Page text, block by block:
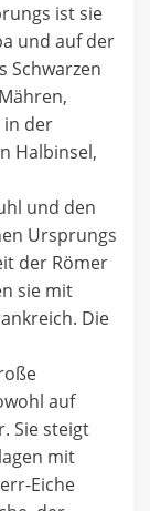
ist sie
und auf der
Schwarzen
in der
Halbinsel,
und den
Ursprungs
der Römer
sie mit
Die
auf
Sie steigt
mit
Eiche